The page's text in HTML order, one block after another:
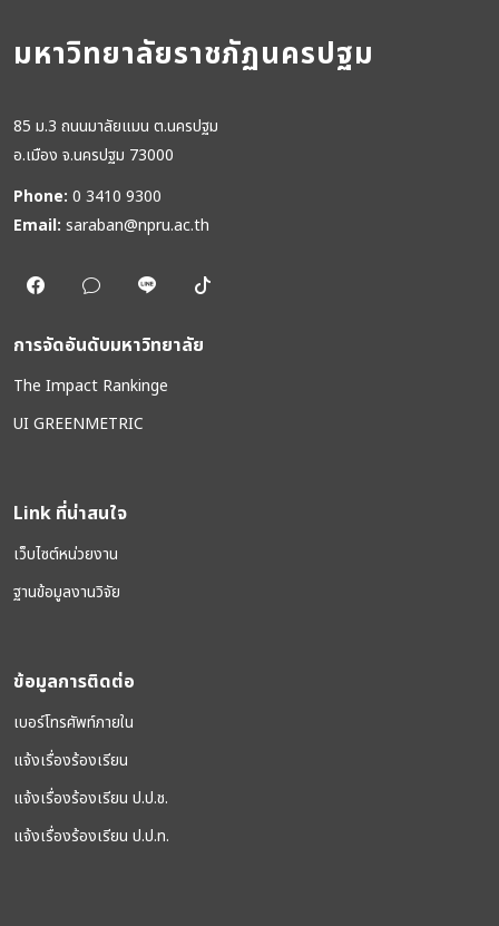
มหาวิทยาลัยราชภัฏนครปฐม
85 ม.3 ถนนมาลัยแมน ต.นครปฐม
อ.เมือง จ.นครปฐม 73000
Phone: 0 3410 9300
Email: saraban@npru.ac.th
การจัดอันดับมหาวิทยาลัย
The Impact Rankinge
UI GREENMETRIC
Link ที่น่าสนใจ
เว็บไซต์หน่วยงาน
ฐานข้อมูลงานวิจัย
ข้อมูลการติดต่อ
เบอร์โทรศัพท์ภายใน
แจ้งเรื่องร้องเรียน
แจ้งเรื่องร้องเรียน ป.ป.ช.
แจ้งเรื่องร้องเรียน ป.ป.ท.